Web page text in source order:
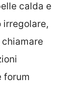
calda e
forum